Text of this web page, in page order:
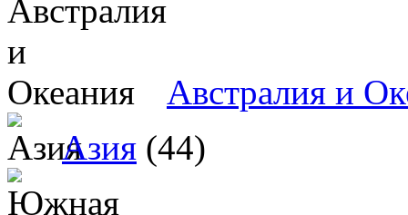
Австралия и
Азия (44)